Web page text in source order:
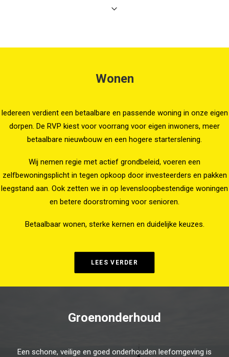
Wonen
Iedereen verdient een betaalbare en passende woning in onze eigen
dorpen. De RVP kiest voor voorrang voor eigen inwoners, meer
betaalbare nieuwbouw en een hogere starterslening.
Wij nemen regie met actief grondbeleid, voeren een
zelfbewoningsplicht in tegen opkoop door investeerders en pakken
leegstand aan. Ook zetten we in op levensloopbestendige woningen
en betere doorstroming voor senioren.
Betaalbaar wonen, sterke kernen en duidelijke keuzes.
LEES VERDER
Groenonderhoud
Een schone, veilige en goed onderhouden leefomgeving is